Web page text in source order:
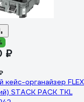
₽
кейс-органайзер FLEX
STACK PACK TKL